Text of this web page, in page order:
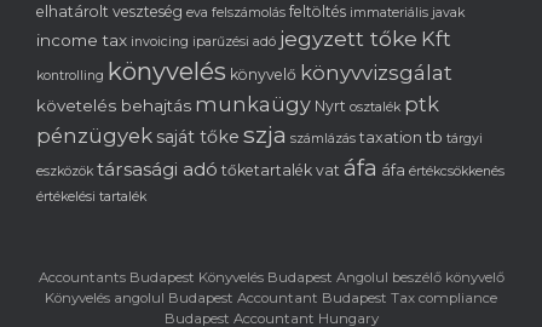
elhatárolt veszteség eva felszámolás feltöltés immateriális javak
income tax invoicing iparűzési adó jegyzett tőke Kft
kontrolling könyvelés könyvelő könyvvizsgálat
követelés behajtás munkaügy Nyrt osztalék ptk
pénzügyek saját tőke szja számlázás taxation tb tárgyi
eszközök társasági adó tőketartalék vat áfa áfa értékcsökkenés
értékelési tartalék
Accountants Budapest Könyvelés Budapest Angolul beszélő könyvelő
Könyvelés angolul Budapest Accountant Budapest Tax compliance
Budapest Accountant Hungary